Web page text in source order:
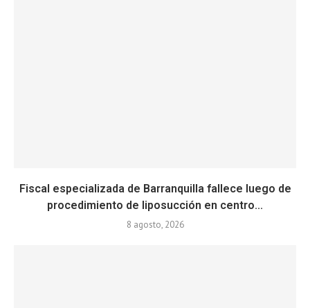
Fiscal especializada de Barranquilla fallece luego de
procedimiento de liposucción en centro...
8 agosto, 2026